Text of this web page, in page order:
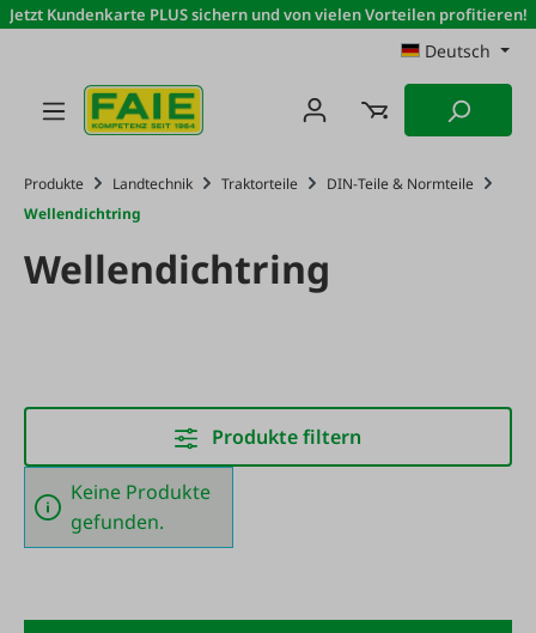
Zum Hauptinhalt springen
Jetzt Kundenkarte PLUS sichern und von vielen Vorteilen profitieren!
Deutsch
Produkte Landtechnik Traktorteile
DIN-Teile & Normteile
Wellendichtring
Wellendichtring
Produkte filtern
Keine Produkte
gefunden.